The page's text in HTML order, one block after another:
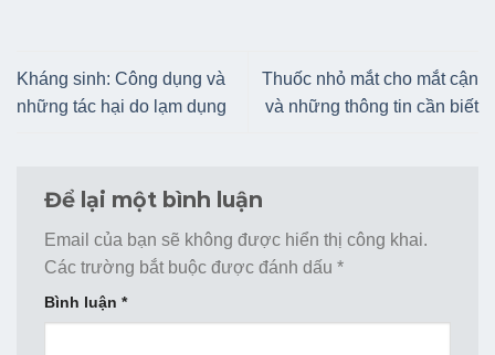
Kháng sinh: Công dụng và
những tác hại do lạm dụng
Thuốc nhỏ mắt cho mắt cận
và những thông tin cần biết
Để lại một bình luận
Email của bạn sẽ không được hiển thị công khai.
Các trường bắt buộc được đánh dấu *
Bình luận *